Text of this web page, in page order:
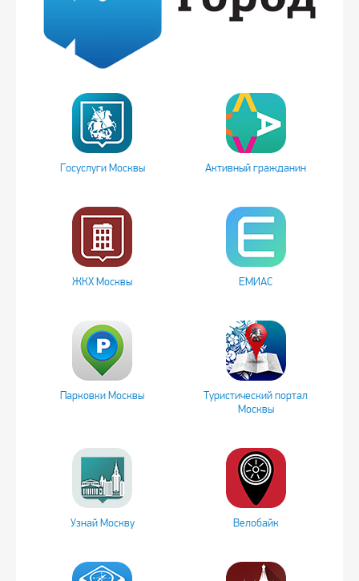
Госуслуги Москвы Активный гражданин
ЖКХ Москвы ЕМИАС
Парковки Москвы
Туристический портал
Москвы
Узнай Москву Велобайк